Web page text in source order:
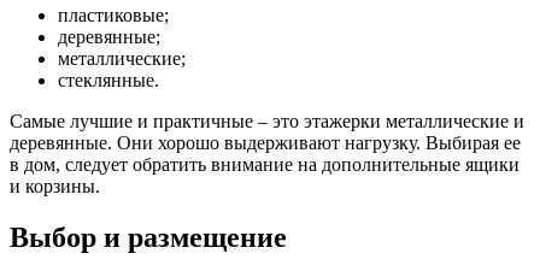
пластиковые;
деревянные;
металлические;
стеклянные.
Самые лучшие и практичные – это этажерки металлические и
деревянные. Они хорошо выдерживают нагрузку. Выбирая ее
в дом, следует обратить внимание на дополнительные ящики
и корзины.
Выбор и размещение